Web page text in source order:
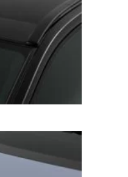
Solterra